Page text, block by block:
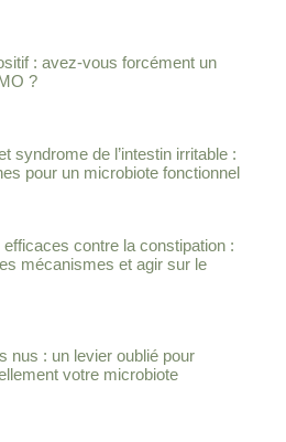
: avez-vous forcément un
?
syndrome de l’intestin irritable :
pour un microbiote fonctionnel
efficaces contre la constipation :
mécanismes et agir sur le
nus : un levier oublié pour
votre microbiote